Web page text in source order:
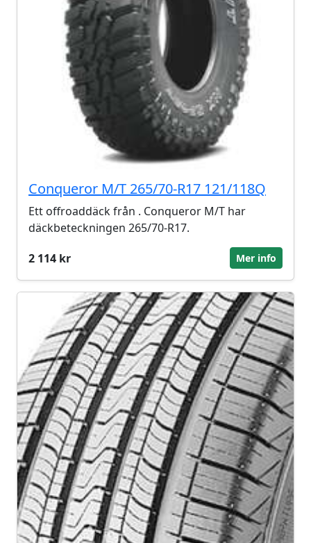
Conqueror M/T 265/70-R17 121/118Q
Ett offroaddäck från . Conqueror M/T har
däckbeteckningen 265/70-R17.
2 114 kr
Mer info